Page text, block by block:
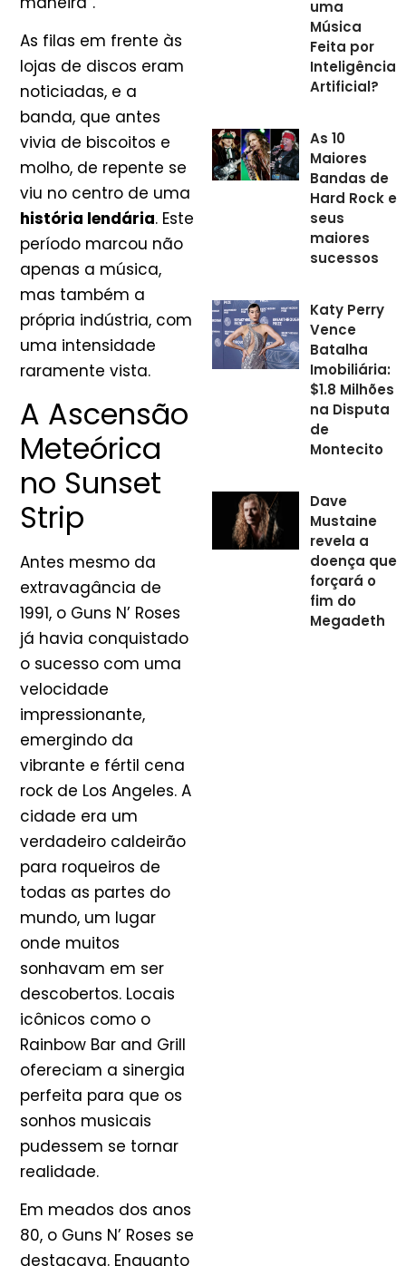
As filas em frente às
lojas de discos eram
noticiadas, e a
banda, que antes
vivia de biscoitos e
molho, de repente se
viu no centro de uma
história lendária. Este
período marcou não
apenas a música,
mas também a
própria indústria, com
uma intensidade
raramente vista.
A Ascensão
Meteórica
no Sunset
Strip
Antes mesmo da
extravagância de
1991, o Guns N’ Roses
já havia conquistado
o sucesso com uma
velocidade
impressionante,
emergindo da
vibrante e fértil cena
rock de Los Angeles. A
cidade era um
verdadeiro caldeirão
para roqueiros de
todas as partes do
mundo, um lugar
onde muitos
sonhavam em ser
descobertos. Locais
icônicos como o
Rainbow Bar and Grill
ofereciam a sinergia
perfeita para que os
sonhos musicais
pudessem se tornar
realidade.
Em meados dos anos
80, o Guns N’ Roses se
destacava. Enquanto
uma
Música
Feita por
Inteligência
Artificial?
As 10
Maiores
Bandas de
Hard Rock e
seus
maiores
sucessos
Katy Perry
Vence
Batalha
Imobiliária:
$1.8 Milhões
na Disputa
de
Montecito
Dave
Mustaine
revela a
doença que
forçará o
fim do
Megadeth